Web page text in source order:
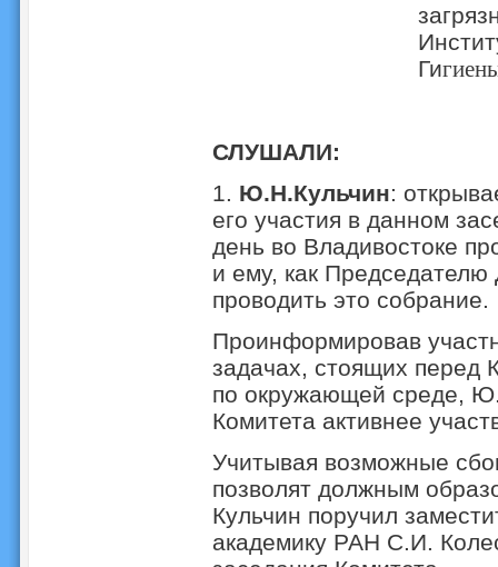
Ги
СЛУШАЛИ:
1. Ю.Н.Кульчин:
его участия в данном
день во Владивостоке
и ему, как
проводить это собрание.
Проинформировав
задачах, стоящих
по окружающей среде,
Комитета активнее
Учитывая возможные
позволят должным
Кульчин поручил
академику РАН С.И.